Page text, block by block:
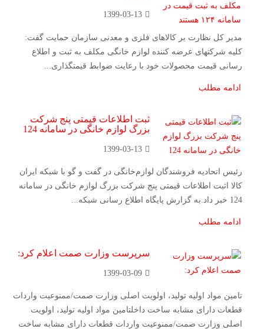
1399-03-13
مدیر کل نظارت بر کالاهای فلزی و معدنی سازمان حمایت گفت:
کلیه شرکتهای عرضه کننده لوازم خانگی مکلف به ثبت و اطلاع
رسانی قیمت محصولات خود با رعایت ضوابط قیمتگذاری...
ادامه مطلب
ثبت اطلاعات قیمتی پنج شرکت
بزرگ لوازم خانگی در سامانه 124
1399-03-13
رئیس اتحادیه فروشندگان لوازم‌خانگی در گفت و گو با شبکه ایران
کالا اثبت اطلاعات قیمتی پنج شرکت بزرگ لوازم خانگی در سامانه
124 خبر داد.به گزارش پایگاه اطلاع رسانی شبکه...
ادامه مطلب
سرپرست وزارت صمت اعلام کرد:
1399-03-09
تامین مواد اولیه تولید، اولویت اصلی وزارت صمت/ممنوعیت واردات
قطعات دارای مشابه ساخت داخلتامین مواد اولیه تولید، اولویت
اصلی وزارت صمت/ممنوعیت واردات قطعات دارای مشابه ساخت